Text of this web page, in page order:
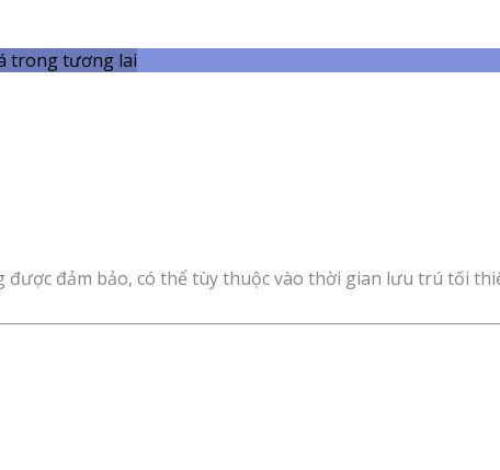
trong tương lai
đảm bảo, có thể tùy thuộc vào thời gian lưu trú tối